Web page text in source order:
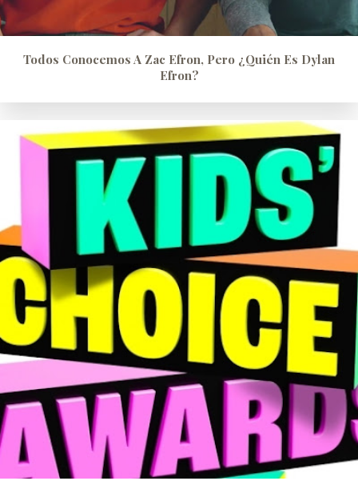
Todos Conocemos A Zac Efron, Pero ¿quién Es Dylan
Efron?